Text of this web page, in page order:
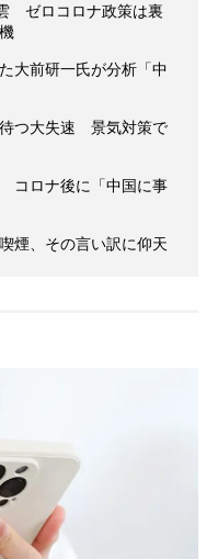
ゼロコロナ政策は裏
大前研一氏が分析「中
つ大失速 景気対策で
コロナ後に「中国に事
煙、その言い訳に仰天